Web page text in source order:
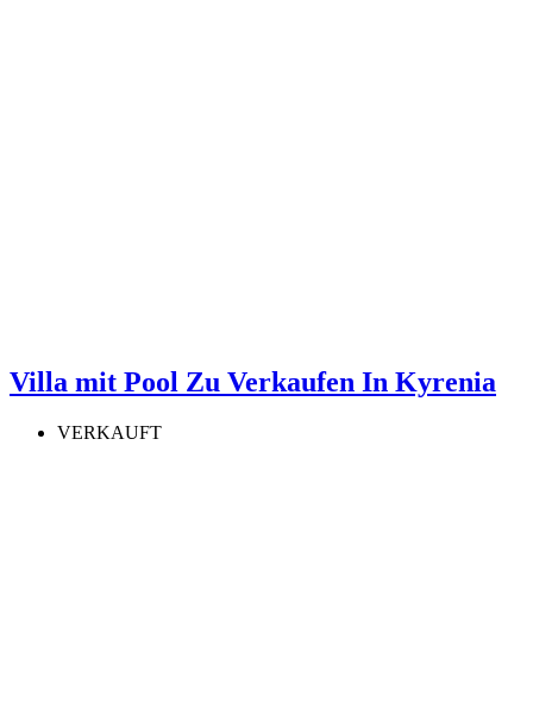
Villa mit Pool Zu Verkaufen In Kyrenia
VERKAUFT